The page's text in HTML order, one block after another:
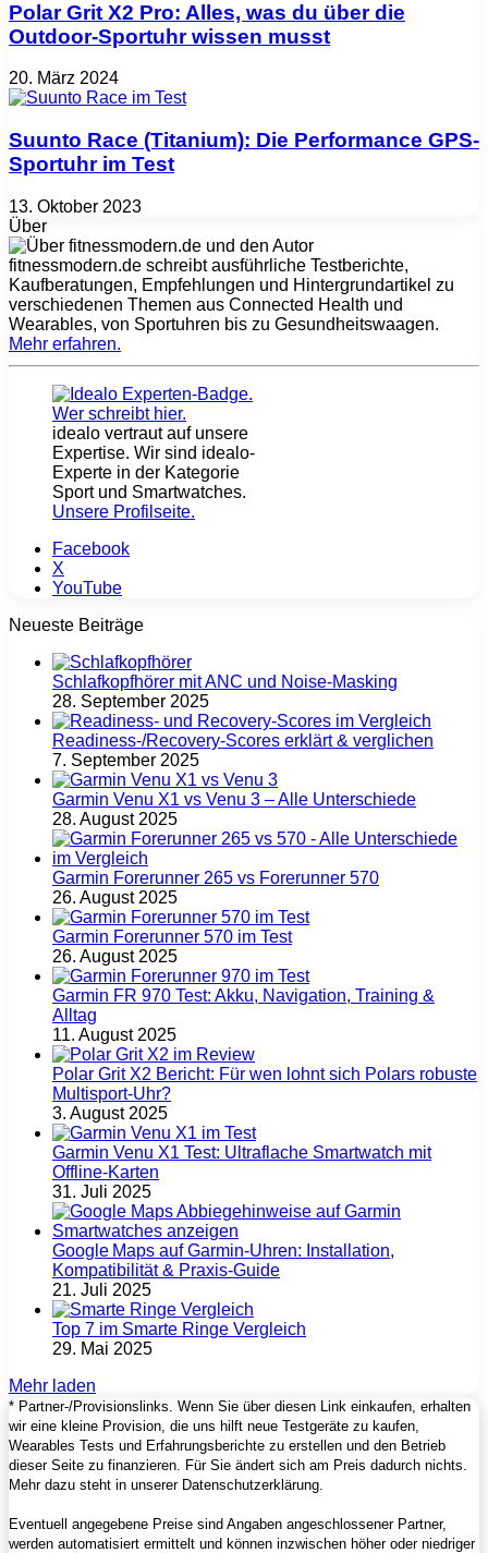
Polar Grit X2 Pro: Alles, was du über die
Outdoor-Sportuhr wissen musst
20. März 2024
Suunto Race (Titanium): Die Performance GPS-
Sportuhr im Test
13. Oktober 2023
Über
fitnessmodern.de schreibt ausführliche Testberichte,
Kaufberatungen, Empfehlungen und Hintergrundartikel zu
verschiedenen Themen aus Connected Health und
Wearables, von Sportuhren bis zu Gesundheitswaagen.
Mehr erfahren.
idealo vertraut auf unsere
Expertise. Wir sind idealo-
Experte in der Kategorie
Sport und Smartwatches.
Unsere Profilseite.
Facebook
X
YouTube
Neueste Beiträge
Schlafkopfhörer mit ANC und Noise-Masking
28. September 2025
Readiness-/Recovery-Scores erklärt & verglichen
7. September 2025
Garmin Venu X1 vs Venu 3 – Alle Unterschiede
28. August 2025
Garmin Forerunner 265 vs Forerunner 570
26. August 2025
Garmin Forerunner 570 im Test
26. August 2025
Garmin FR 970 Test: Akku, Navigation, Training &
Alltag
11. August 2025
Polar Grit X2 Bericht: Für wen lohnt sich Polars robuste
Multisport‑Uhr?
3. August 2025
Garmin Venu X1 Test: Ultraflache Smartwatch mit
Offline-Karten
31. Juli 2025
Google Maps auf Garmin‑Uhren: Installation,
Kompatibilität & Praxis‑Guide
21. Juli 2025
Top 7 im Smarte Ringe Vergleich
29. Mai 2025
Mehr laden
* Partner-/Provisionslinks. Wenn Sie über diesen Link einkaufen, erhalten
wir eine kleine Provision, die uns hilft neue Testgeräte zu kaufen,
Wearables Tests und Erfahrungsberichte zu erstellen und den Betrieb
dieser Seite zu finanzieren. Für Sie ändert sich am Preis dadurch nichts.
Mehr dazu steht in unserer Datenschutzerklärung.
Eventuell angegebene Preise sind Angaben angeschlossener Partner,
werden automatisiert ermittelt und können inzwischen höher oder niedriger